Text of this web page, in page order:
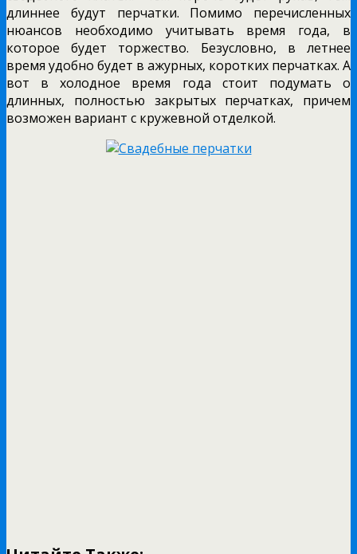
длиннее будут перчатки. Помимо перечисленных
нюансов необходимо учитывать время года, в
которое будет торжество. Безусловно, в летнее
время удобно будет в ажурных, коротких перчатках. А
вот в холодное время года стоит подумать о
длинных, полностью закрытых перчатках, причем
возможен вариант с кружевной отделкой.